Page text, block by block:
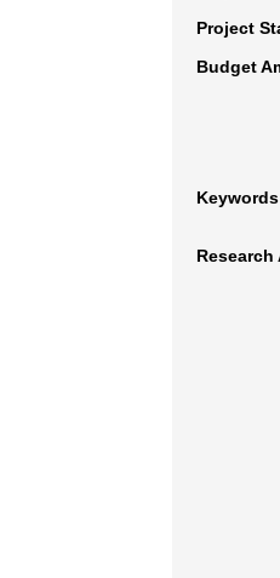
Project
Budget
Keywords